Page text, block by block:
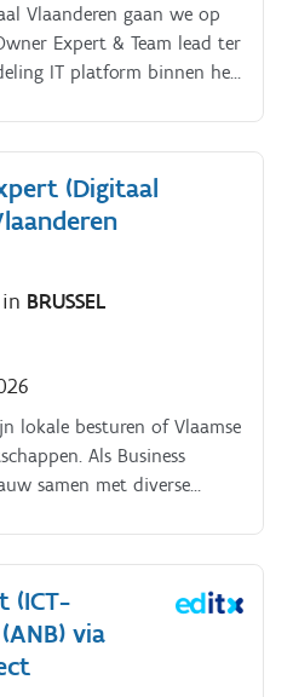
Vlaanderen gaan we op
Expert & Team lead ter
IT platform binnen het
je wil meewerken aan het
evolueren van een
schaalbaar IT‑platform,
, cloud , datacenter en
en waarbij je als Product
de Vlaamse overheid,
onze ideale kandidaat!
(Digitaal
in BRUSSEL
lokale besturen of Vlaamse
Als Business
samen met diverse
(ICT-
via